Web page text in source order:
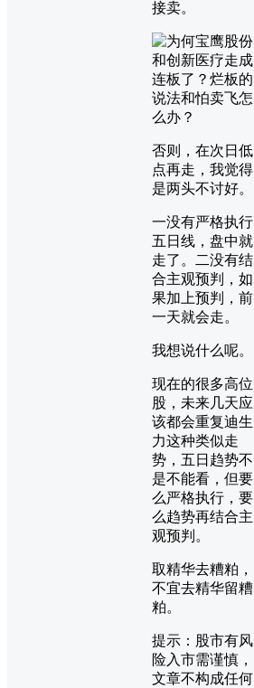
接卖。
否则，在次日低
点再走，我觉得
是两头不讨好。
一没有严格执行
五日线，盘中就
走了。二没有结
合主观预判，如
果加上预判，前
一天就会走。
我想说什么呢。
现在的很多高位
股，未来几天应
该都会重复迪生
力这种类似走
势，五日趋势不
是不能看，但要
么严格执行，要
么趋势再结合主
观预判。
取精华去糟粕，
不宜去精华留糟
粕。
提示：股市有风
险入市需谨慎，
文章不构成任何